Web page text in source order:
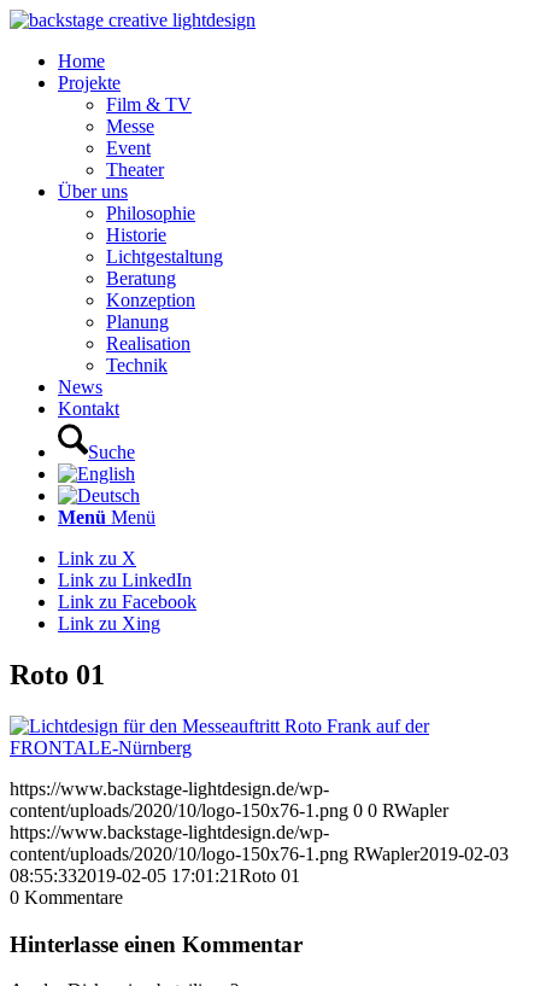
Home
Projekte
Film & TV
Messe
Event
Theater
Über uns
Philosophie
Historie
Lichtgestaltung
Beratung
Konzeption
Planung
Realisation
Technik
News
Kontakt
Suche
Menü Menü
Link zu X
Link zu LinkedIn
Link zu Facebook
Link zu Xing
Roto 01
https://www.backstage-lightdesign.de/wp-
content/uploads/2020/10/logo-150x76-1.png 0 0 RWapler
https://www.backstage-lightdesign.de/wp-
content/uploads/2020/10/logo-150x76-1.png RWapler2019-02-03
08:55:332019-02-05 17:01:21Roto 01
0 Kommentare
Hinterlasse einen Kommentar